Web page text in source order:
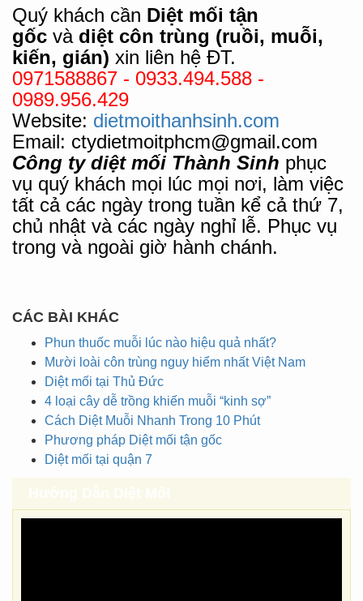
Quý khách cần Diệt mối tận
gốc và diệt côn trùng (ruồi, muỗi,
kiến, gián) xin liên hệ ĐT.
0971588867 - 0933.494.588 -
0989.956.429
Website: dietmoithanhsinh.com
Email: ctydietmoitphcm@gmail.com
Công ty diệt mối Thành Sinh phục
vụ quý khách mọi lúc mọi nơi, làm việc
tất cả các ngày trong tuần kể cả thứ 7,
chủ nhật và các ngày nghỉ lễ. Phục vụ
trong và ngoài giờ hành chánh.
CÁC BÀI KHÁC
Phun thuốc muỗi lúc nào hiệu quả nhất?
Mười loài côn trùng nguy hiểm nhất Việt Nam
Diệt mối tại Thủ Đức
4 loại cây dễ trồng khiến muỗi “kinh sợ”
Cách Diệt Muỗi Nhanh Trong 10 Phút
Phương pháp Diệt mối tận gốc
Diệt mối tại quận 7